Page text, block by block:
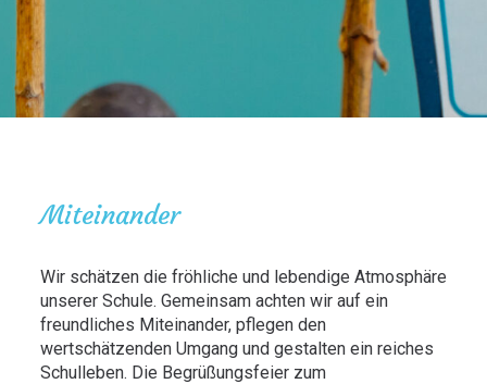
Miteinander
Wir schätzen die fröhliche und lebendige Atmosphäre
unserer Schule. Gemeinsam achten wir auf ein
freundliches Miteinander, pflegen den
wertschätzenden Umgang und gestalten ein reiches
Schulleben. Die Begrüßungsfeier zum